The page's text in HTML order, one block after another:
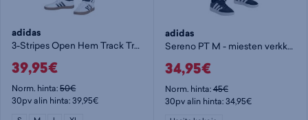
adidas
3-Stripes Open Hem Track Tracksuit Bottoms M - miesten verkkarihousut
39,95€
Norm. hinta:50€
30pv alin hinta: 39,95€
adidas
Sereno PT M - miesten verkkarihousut
34,95€
Norm. hinta:45€
30pv alin hinta: 34,95€